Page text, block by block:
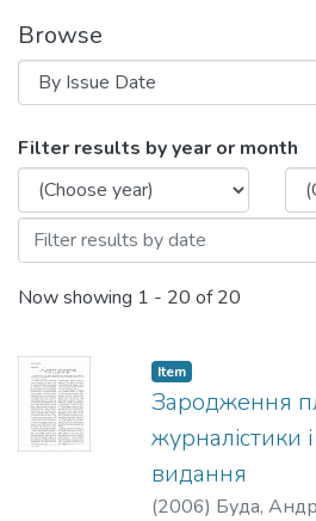
Browse
Browsing Вип. 22.
Filter results by year or month
Now showing 1 - 20 of 20
Item
Зародження
журналістики
видання
(2006) Буда,